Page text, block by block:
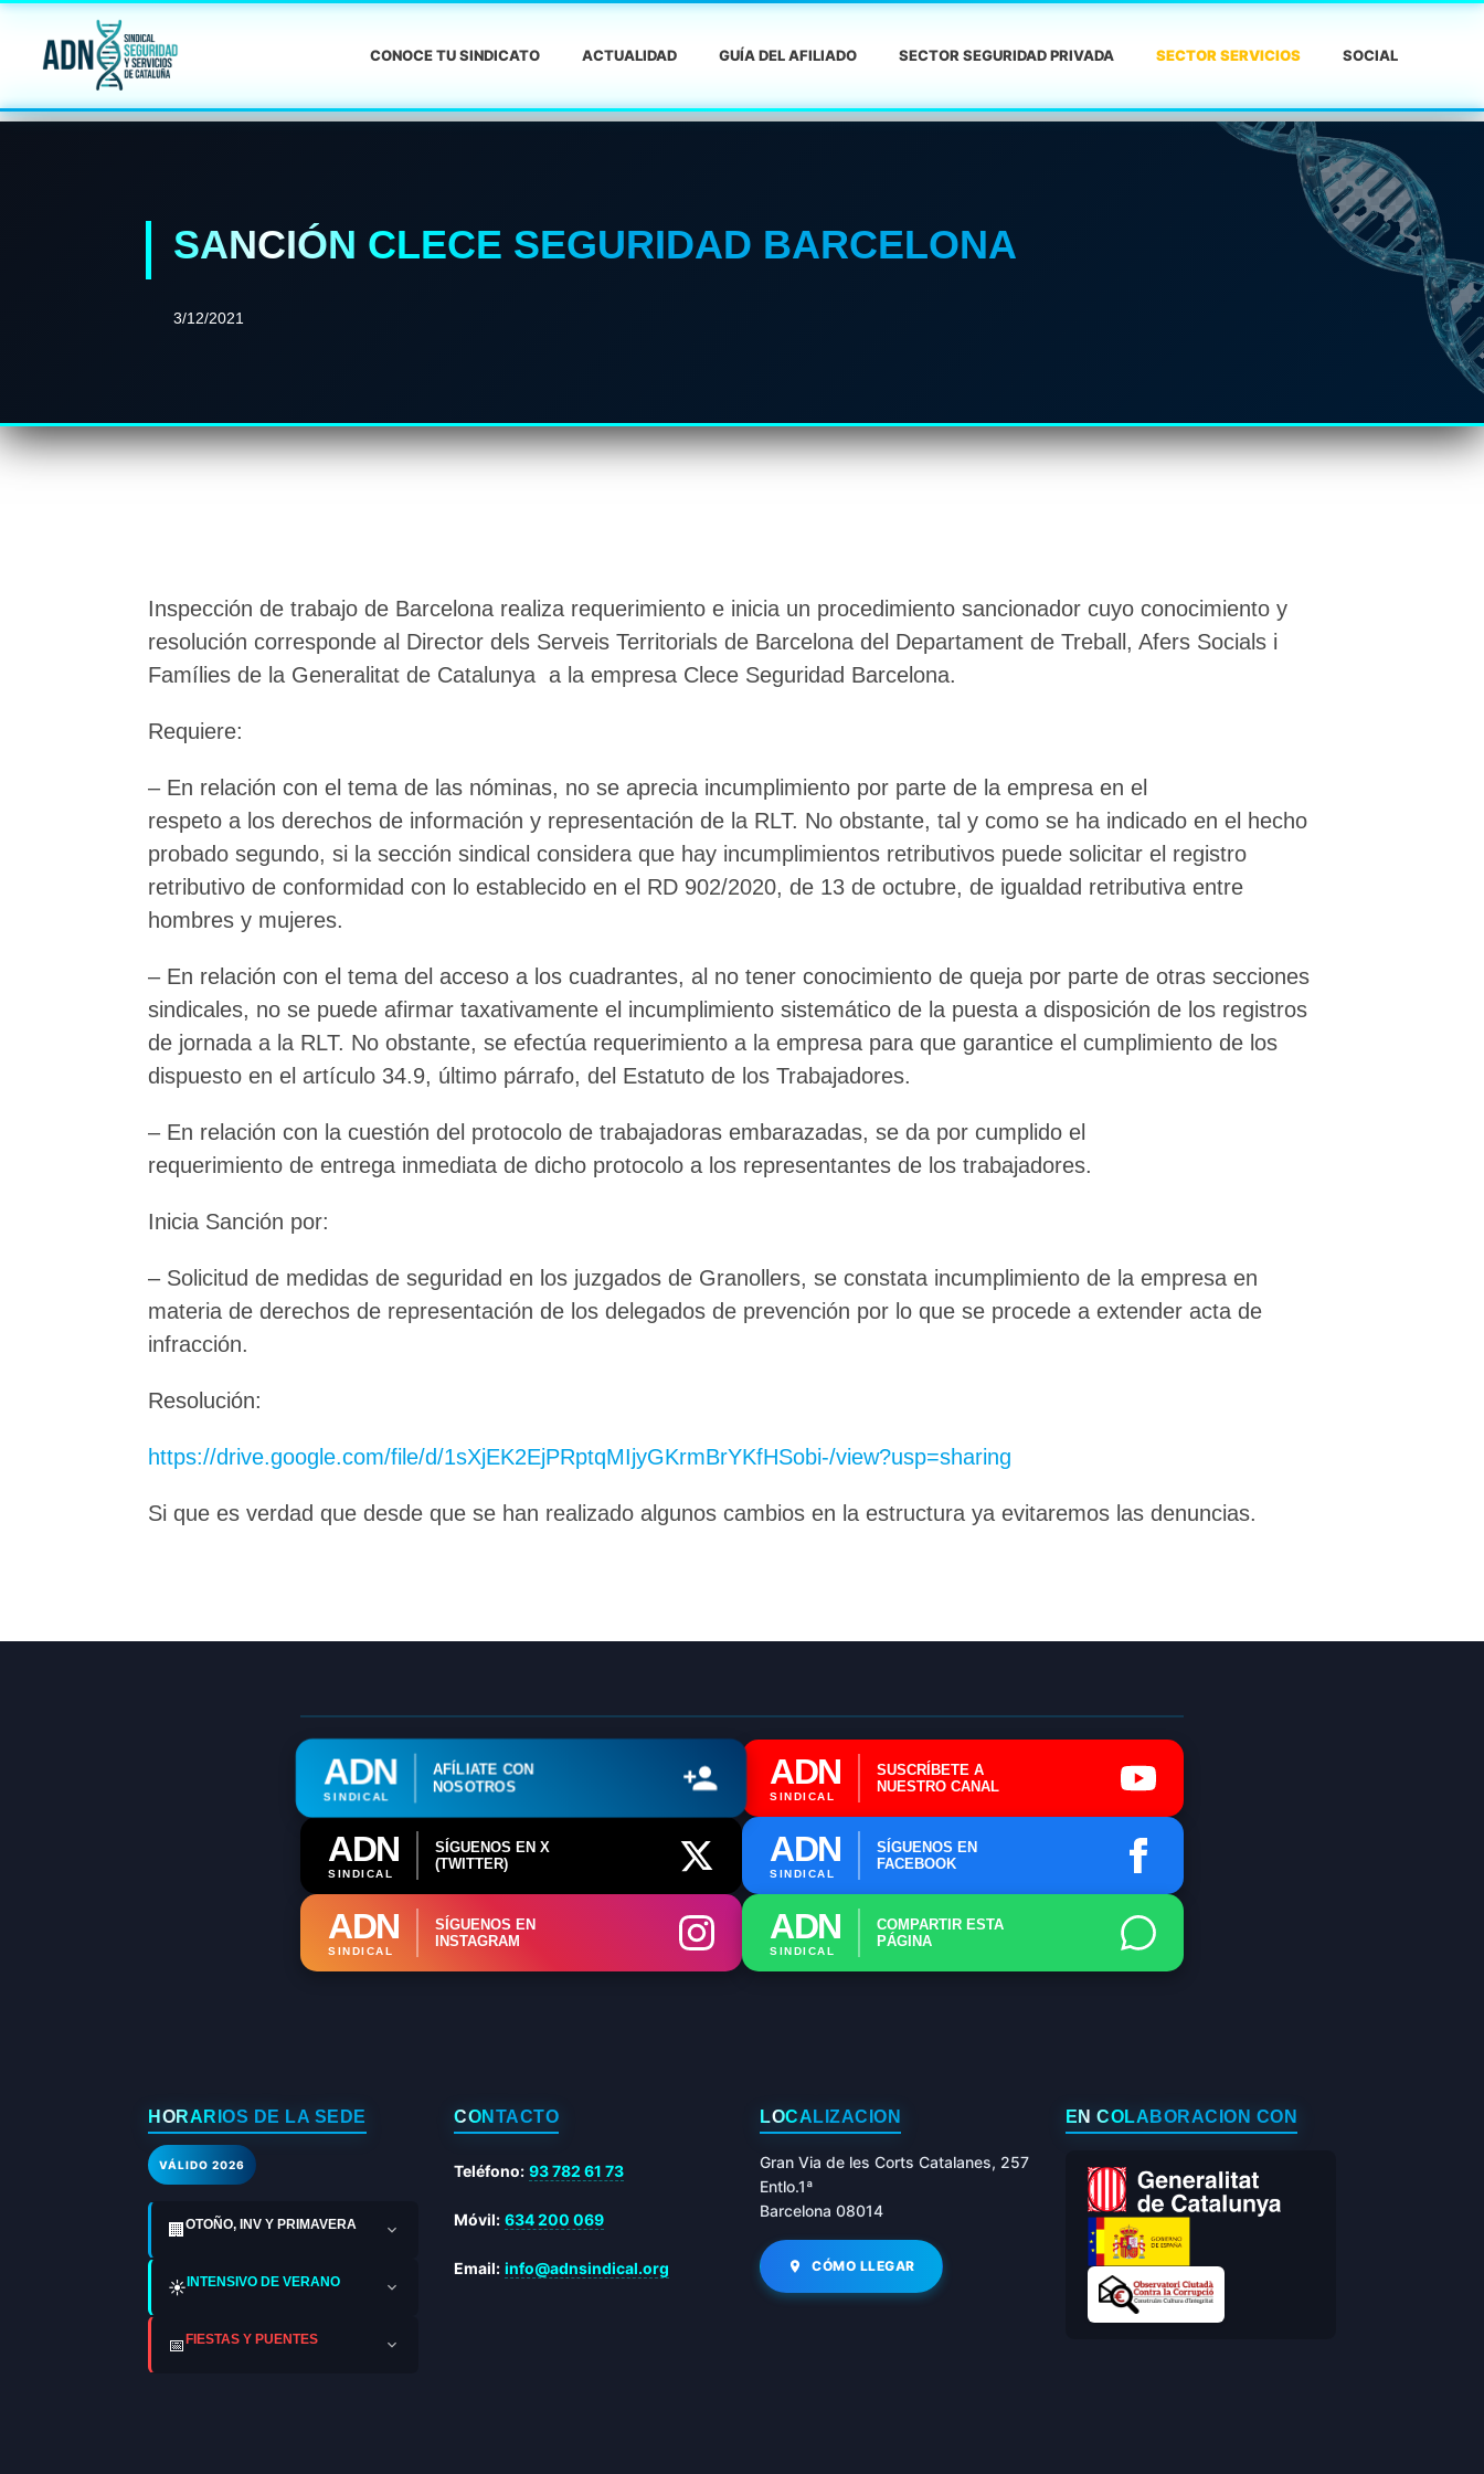
CONOCE TU SINDICATO ACTUALIDAD GUÍA DEL AFILIADO SECTOR SEGURIDAD PRIVADA SECTOR SERVICIOS SOCIAL
SANCIÓN CLECE SEGURIDAD BARCELONA
3/12/2021
Inspección de trabajo de Barcelona realiza requerimiento e inicia un procedimiento sancionador cuyo conocimiento y
resolución corresponde al Director dels Serveis Territorials de Barcelona del Departament de Treball, Afers Socials i
Famílies de la Generalitat de Catalunya a la empresa Clece Seguridad Barcelona.
Requiere:
– En relación con el tema de las nóminas, no se aprecia incumplimiento por parte de la empresa en el
respeto a los derechos de información y representación de la RLT. No obstante, tal y como se ha indicado en el hecho
probado segundo, si la sección sindical considera que hay incumplimientos retributivos puede solicitar el registro
retributivo de conformidad con lo establecido en el RD 902/2020, de 13 de octubre, de igualdad retributiva entre
hombres y mujeres.
– En relación con el tema del acceso a los cuadrantes, al no tener conocimiento de queja por parte de otras secciones
sindicales, no se puede afirmar taxativamente el incumplimiento sistemático de la puesta a disposición de los registros
de jornada a la RLT. No obstante, se efectúa requerimiento a la empresa para que garantice el cumplimiento de los
dispuesto en el artículo 34.9, último párrafo, del Estatuto de los Trabajadores.
– En relación con la cuestión del protocolo de trabajadoras embarazadas, se da por cumplido el
requerimiento de entrega inmediata de dicho protocolo a los representantes de los trabajadores.
Inicia Sanción por:
– Solicitud de medidas de seguridad en los juzgados de Granollers, se constata incumplimiento de la empresa en
materia de derechos de representación de los delegados de prevención por lo que se procede a extender acta de
infracción.
Resolución:
https://drive.google.com/file/d/1sXjEK2EjPRptqMIjyGKrmBrYKfHSobi-/view?usp=sharing
Si que es verdad que desde que se han realizado algunos cambios en la estructura ya evitaremos las denuncias.
ADN
SINDICAL
AFÍLIATE CON
NOSOTROS
ADN
SINDICAL
SUSCRÍBETE A
NUESTRO CANAL
ADN
SINDICAL
SÍGUENOS EN X
(TWITTER)
ADN
SINDICAL
SÍGUENOS EN
FACEBOOK
ADN
SINDICAL
SÍGUENOS EN
INSTAGRAM
ADN
SINDICAL
COMPARTIR ESTA
PÁGINA
HORARIOS DE LA SEDE
VÁLIDO 2026
🏢OTOÑO, INV Y PRIMAVERA
☀️INTENSIVO DE VERANO
📅FIESTAS Y PUENTES
CONTACTO
Teléfono: 93 782 61 73
Móvil: 634 200 069
Email: info@adnsindical.org
LOCALIZACIÓN
Gran Via de les Corts Catalanes, 257
Entlo.1ª
Barcelona 08014
CÓMO LLEGAR
EN COLABORACIÓN CON
🔄 Menú ✖
ℹ️ Consulta General a Sede (Email)
📊 Herramienta: Tabla Salarial PDF
📄 Herramienta: Generador Plantillas